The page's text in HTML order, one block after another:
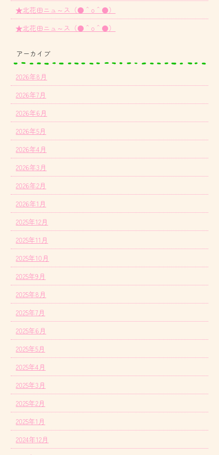
★北花田ニュ～ス（●＾o＾●）
★北花田ニュ～ス（●＾o＾●）
アーカイブ
2026年8月
2026年7月
2026年6月
2026年5月
2026年4月
2026年3月
2026年2月
2026年1月
2025年12月
2025年11月
2025年10月
2025年9月
2025年8月
2025年7月
2025年6月
2025年5月
2025年4月
2025年3月
2025年2月
2025年1月
2024年12月